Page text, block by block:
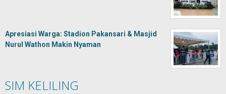
Apresiasi Warga: Stadion Pakansari & Masjid
Nurul Wathon Makin Nyaman
SIM KELILING